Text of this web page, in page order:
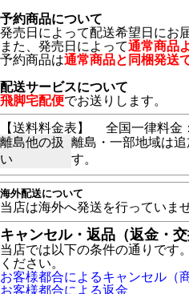
予約商品について
発売日によって配送希望日にお
また、発売日によって通常商品
予約商品は通常商品と同梱発送
配送サービスについて
飛脚宅配便でお送りします。
【送料料金表】
全国一律料金
離島他の扱
い
離島・一部地域は
す。
海外配送について
当店は海外へ発送を行っていま
キャンセル・返品（返金・
当店では以下の条件の通りです
ください。
お客様都合によるキャンセル（
お客様都合による返金